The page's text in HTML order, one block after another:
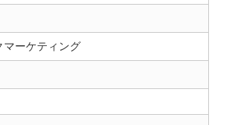
マーケティング